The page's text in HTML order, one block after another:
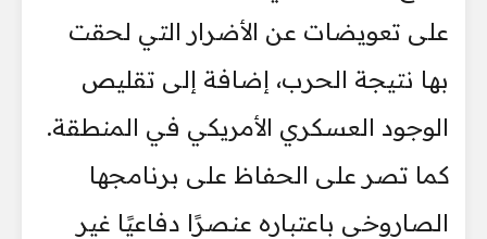
على تعويضات عن الأضرار التي لحقت
بها نتيجة الحرب، إضافة إلى تقليص
الوجود العسكري الأمريكي في المنطقة.
كما تصر على الحفاظ على برنامجها
الصاروخي باعتباره عنصرًا دفاعيًا غير